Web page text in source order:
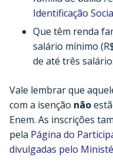
Identificação
Que têm renda
salário mínimo
de até três
Vale lembrar que
com a isenção não
Enem. As inscrições
pela Página do
divulgadas pelo